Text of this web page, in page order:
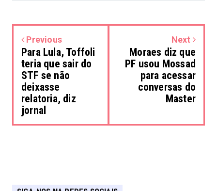
Previous
Para Lula, Toffoli
teria que sair do
STF se não
deixasse
relatoria, diz
jornal
Next
Moraes diz que
PF usou Mossad
para acessar
conversas do
Master